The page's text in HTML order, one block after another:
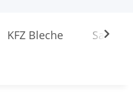
KFZ Bleche